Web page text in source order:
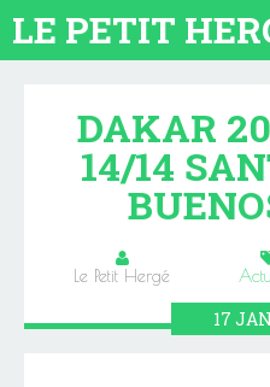
DAKAR
14/14
Le Petit Hergé
17